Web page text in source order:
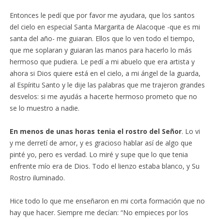
Entonces le pedí que por favor me ayudara, que los santos
del cielo en especial Santa Margarita de Alacoque -que es mi
santa del año- me guiaran. Ellos que lo ven todo el tiempo,
que me soplaran y guiaran las manos para hacerlo lo más
hermoso que pudiera. Le pedí a mi abuelo que era artista y
ahora si Dios quiere está en el cielo, a mi ángel de la guarda,
al Espíritu Santo y le dije las palabras que me trajeron grandes
desvelos: si me ayudás a hacerte hermoso prometo que no
se lo muestro a nadie.
En menos de unas horas tenia el rostro del Señor. Lo vi
y me derretí de amor, y es gracioso hablar así de algo que
pinté yo, pero es verdad. Lo miré y supe que lo que tenia
enfrente mío era de Dios. Todo el lienzo estaba blanco, y Su
Rostro iluminado.
Hice todo lo que me enseñaron en mi corta formación que no
hay que hacer. Siempre me decían: “No empieces por los